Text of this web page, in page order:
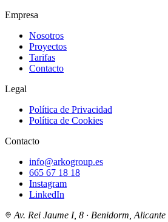
Empresa
Nosotros
Proyectos
Tarifas
Contacto
Legal
Política de Privacidad
Política de Cookies
Contacto
info@arkogroup.es
665 67 18 18
Instagram
LinkedIn
Av. Rei Jaume I, 8 · Benidorm, Alicante